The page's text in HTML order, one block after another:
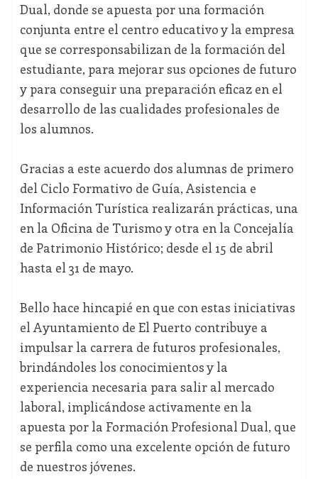
Dual, donde se apuesta por una formación
conjunta entre el centro educativo y la empresa
que se corresponsabilizan de la formación del
estudiante, para mejorar sus opciones de futuro
y para conseguir una preparación eficaz en el
desarrollo de las cualidades profesionales de
los alumnos.
Gracias a este acuerdo dos alumnas de primero
del Ciclo Formativo de Guía, Asistencia e
Información Turística realizarán prácticas, una
en la Oficina de Turismo y otra en la Concejalía
de Patrimonio Histórico; desde el 15 de abril
hasta el 31 de mayo.
Bello hace hincapié en que con estas iniciativas
el Ayuntamiento de El Puerto contribuye a
impulsar la carrera de futuros profesionales,
brindándoles los conocimientos y la
experiencia necesaria para salir al mercado
laboral, implicándose activamente en la
apuesta por la Formación Profesional Dual, que
se perfila como una excelente opción de futuro
de nuestros jóvenes.